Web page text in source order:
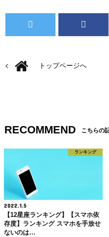
トップページへ
RECOMMEND こちらの
ランキング
2022.1.5
【12星座ランキング】【スマホ依
存度】ランキング スマホを手放せ
ないのは…